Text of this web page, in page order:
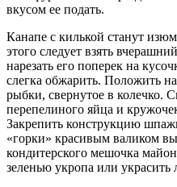
вкусом ее подать.
Канапе с килькой станут
этого следует взять
нарезать его поперек на
слегка обжарить. Положить
рыбки, свернутое в колечко.
перепелиного яйца и
Закрепить конструкцию
«горки» красивым валиком
кондитерского мешочка
зеленью укропа или